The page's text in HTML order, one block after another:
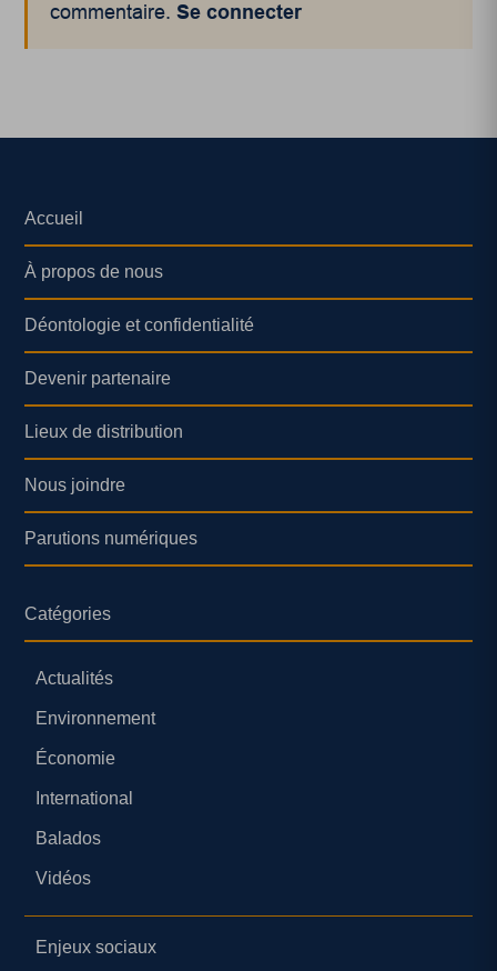
commentaire.Se connecter
Accueil
À propos de nous
Déontologie et confidentialité
Devenir partenaire
Lieux de distribution
Nous joindre
Parutions numériques
Catégories
Actualités
Environnement
Économie
International
Balados
Vidéos
Enjeux sociaux